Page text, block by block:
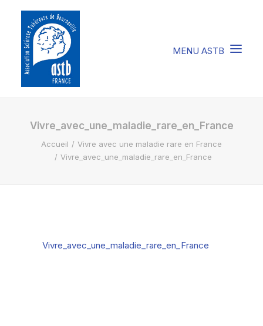
COMPRENDRE LA STB
SOIGNER LA STB
FAIRE UN DON
Vivre_avec_une_maladie_rare_en_France
Accueil
Vivre avec une maladie rare en France
Vivre_avec_une_maladie_rare_en_France
Vivre_avec_une_maladie_rare_en_France